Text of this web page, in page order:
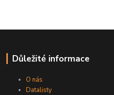
Důležité informace
O nás
Datalisty